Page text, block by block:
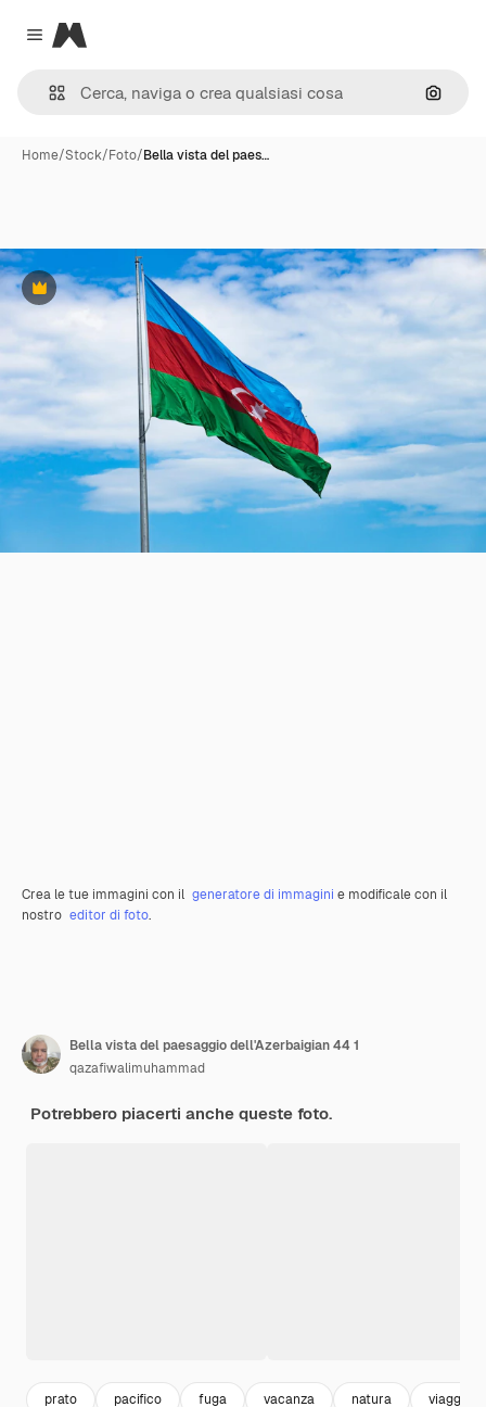
Close menu
Magnific
Cerca
Home/Stock/Foto/Bella vista del paes…
Premium
Crea le tue immagini con il generatore di immagini e modificale con il
nostro editor di foto.
Bella vista del paesaggio dell'Azerbaigian 44 1
qazafiwalimuhammad
Potrebbero piacerti anche queste foto.
prato pacifico fuga vacanza natura viaggio